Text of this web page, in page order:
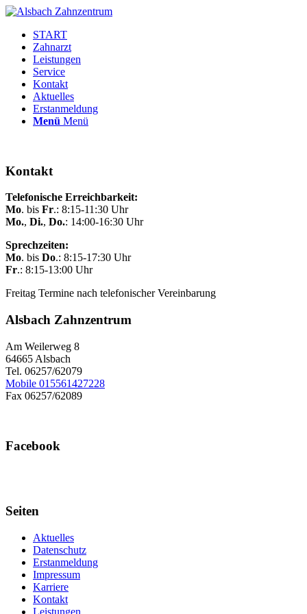
START
Zahnarzt
Leistungen
Service
Kontakt
Aktuelles
Erstanmeldung
Menü Menü
Kontakt
Telefonische Erreichbarkeit:
Mo. bis Fr.: 8:15-11:30 Uhr
Mo., Di., Do.: 14:00-16:30 Uhr
Sprechzeiten:
Mo. bis Do.: 8:15-17:30 Uhr
Fr.: 8:15-13:00 Uhr
Freitag Termine nach telefonischer Vereinbarung
Alsbach Zahnzentrum
Am Weilerweg 8
64665 Alsbach
Tel. 06257/62079
Mobile 015561427228
Fax 06257/62089
Facebook
Seiten
Aktuelles
Datenschutz
Erstanmeldung
Impressum
Karriere
Kontakt
Leistungen